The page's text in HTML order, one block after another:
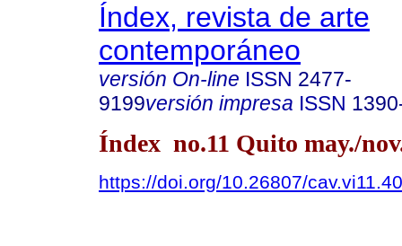
Índex, revista de arte
contemporáneo
versión On-line ISSN 2477-
9199versión impresa ISSN
Índex no.11 Quito may./
https://doi.org/10.26807/